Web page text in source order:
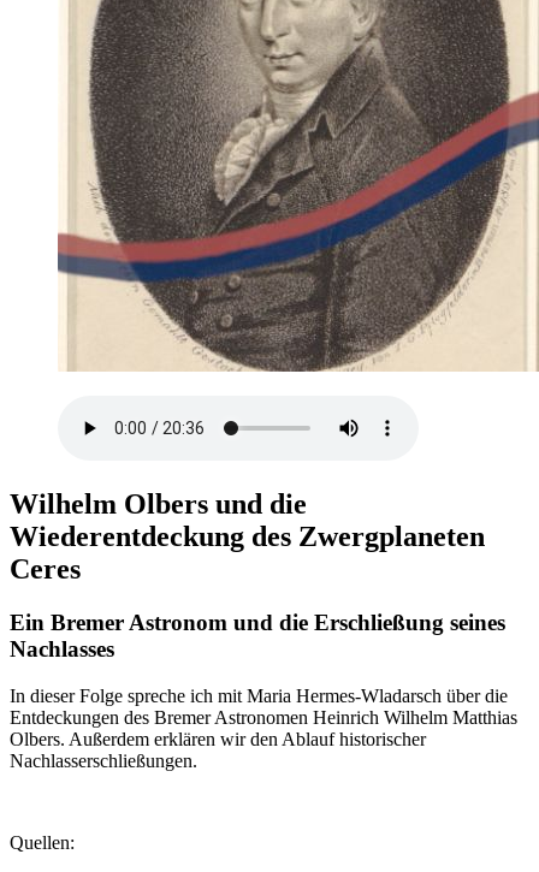
Wilhelm Olbers und die
Wiederentdeckung des Zwergplaneten
Ceres
Ein Bremer Astronom und die Erschließung seines
Nachlasses
In dieser Folge spreche ich mit Maria Hermes-Wladarsch über die
Entdeckungen des Bremer Astronomen Heinrich Wilhelm Matthias
Olbers. Außerdem erklären wir den Ablauf historischer
Nachlasserschließungen.
Quellen: